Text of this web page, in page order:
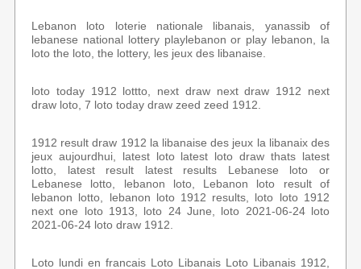
Lebanon loto loterie nationale libanais, yanassib of
lebanese national lottery playlebanon or play lebanon, la
loto the loto, the lottery, les jeux des libanaise.
loto today 1912 lottto, next draw next draw 1912 next
draw loto, 7 loto today draw zeed zeed 1912.
1912 result draw 1912 la libanaise des jeux la libanaix des
jeux aujourdhui, latest loto latest loto draw thats latest
lotto, latest result latest results Lebanese loto or
Lebanese lotto, lebanon loto, Lebanon loto result of
lebanon lotto, lebanon loto 1912 results, loto loto 1912
next one loto 1913, loto 24 June, loto 2021-06-24 loto
2021-06-24 loto draw 1912.
Loto lundi en francais Loto Libanais Loto Libanais 1912,